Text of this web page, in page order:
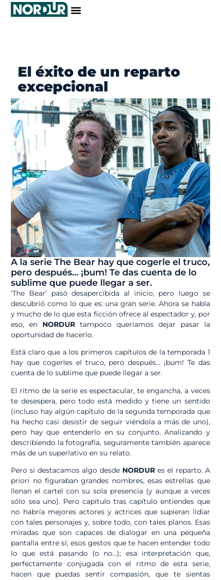
El éxito de un reparto
excepcional
A la serie The Bear hay que cogerle el truco,
pero después… ¡bum! Te das cuenta de lo
sublime que puede llegar a ser.
‘The Bear’ pasó desapercibida al inicio, pero luego se
descubrió como lo que es: una gran serie. Ahora se habla
y mucho de lo que esta ficción ofrece al espectador y, por
eso, en NORDUR tampoco queríamos dejar pasar la
oportunidad de hacerlo.
Está claro que a los primeros capítulos de la temporada 1
hay que cogerles el truco, pero después… ¡bum! Te das
cuenta de lo sublime que puede llegar a ser.
El ritmo de la serie es espectacular, te engancha, a veces
te desespera, pero todo está medido y tiene un sentido
(incluso hay algún capítulo de la segunda temporada que
ha hecho casi desistir de seguir viéndola a más de uno),
pero hay que entenderlo en su conjunto. Analizando y
describiendo la fotografía, seguramente también aparece
más de un superlativo en su relato.
Pero si destacamos algo desde NORDURes el reparto. A
priori no figuraban grandes nombres, esas estrellas que
llenan el cartel con su sola presencia (y aunque a veces
sólo sea uno). Pero capítulo tras capítulo entiendes que
no habría mejores actores y actrices que supieran lidiar
con tales personajes y, sobre todo, con tales planos. Esas
miradas que son capaces de dialogar en una pequeña
pantalla entre sí; esos gestos que te hacen entender todo
lo que está pasando (o no…); esa interpretación que,
perfectamente conjugada con el ritmo de esta serie,
hacen que puedas sentir compasión, que te sientas